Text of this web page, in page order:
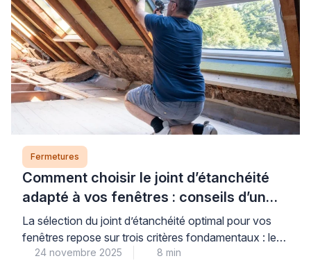
Fermetures
Comment choisir le joint d’étanchéité
adapté à vos fenêtres : conseils d’un
expert
La sélection du joint d’étanchéité optimal pour vos
fenêtres repose sur trois critères fondamentaux : le
matériau de menuiserie, le type d’ouverture et
24 novembre 2025 8 min